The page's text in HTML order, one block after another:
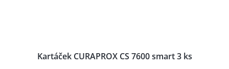
Kartáček CURAPROX CS 7600 smart 3 ks